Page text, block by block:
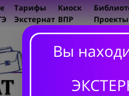
Тарифы
Экстернат
Киоск
ВПР
Проекты
Вы